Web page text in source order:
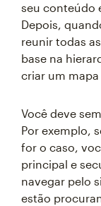
seu conteúdo
Depois,
reunir todas
base na
criar um mapa
Você deve
Por exemplo,
for o caso,
principal e
navegar pelo
estão